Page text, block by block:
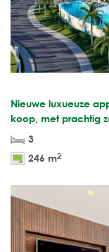
Nieuwe luxueuze
koop, met prachtig
3
246 m2